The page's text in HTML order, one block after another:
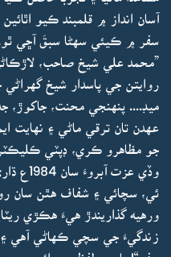
آسان انداز ۾ قلمبند ڪيو
سفر ۾ ڪيئي سهڻا سبقَ آڇي
”محمد علي شيخ صاحب،
روايتن جي پاسدار شيخ گهراڻي
ميڊ.... پنهنجي محنت، جاکوڙ،
عهدن تان ترقي ماڻي ۽ نهايت
جو مظاهرو ڪري، ڊپٽي
وڏي
ورهيه گذاريندڙ هيءَ هڪڙي
زندگيءَ جي سچي ڪهاڻي آهي
سفر“! يا ٻين لفظن ۾ ائين